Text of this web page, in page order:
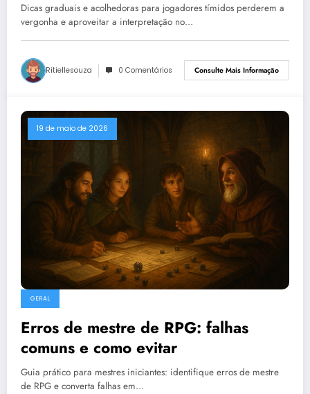
Dicas graduais e acolhedoras para jogadores tímidos perderem a
vergonha e aproveitar a interpretação no…
Ritiellesouza 0 Comentários Consulte Mais Informação
19 de maio de 2026
GERAL
Erros de mestre de RPG: falhas
comuns e como evitar
Guia prático para mestres iniciantes: identifique erros de mestre
de RPG e converta falhas em…